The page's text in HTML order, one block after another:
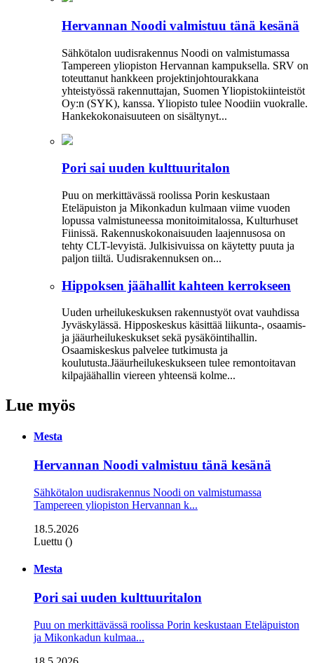
Hervannan Noodi valmistuu tänä kesänä
Sähkötalon uudisrakennus Noodi on valmistumassa
Tampereen yliopiston Hervannan kampuksella. SRV on
toteuttanut hankkeen projektinjohtourakkana
yhteistyössä rakennuttajan, Suomen Yliopistokiinteistöt
Oy:n (SYK), kanssa. Yliopisto tulee Noodiin vuokralle.
Hankekokonaisuuteen on sisältynyt...
Pori sai uuden kulttuuritalon
Puu on merkittävässä roolissa Porin keskustaan
Eteläpuiston ja Mikonkadun kulmaan viime vuoden
lopussa valmistuneessa moni­toimitalossa, Kulturhuset
Fiinissä. Rakennuskokonaisuuden laajennusosa on
tehty CLT-levyistä. Julkisivuissa on käytetty puuta ja
paljon tiiltä. Uudisrakennuksen on...
Hippoksen jäähallit kahteen kerrokseen
Uuden urheilukeskuksen rakennustyöt ovat vauhdissa
Jyväskylässä. Hipposkeskus käsittää liikunta-, osaamis-
ja jääurheilukeskukset sekä pysäköintihallin.
Osaamiskeskus palvelee tutkimusta ja
koulutusta.Jääurheilukeskukseen tulee remontoitavan
kilpajäähallin viereen yhteensä kolme...
Lue myös
Mesta
Hervannan Noodi valmistuu tänä kesänä
Sähkötalon uudisrakennus Noodi on valmistumassa
Tampereen yliopiston Hervannan k...
18.5.2026
Luettu ()
Mesta
Pori sai uuden kulttuuritalon
Puu on merkittävässä roolissa Porin keskustaan Eteläpuiston
ja Mikonkadun kulmaa...